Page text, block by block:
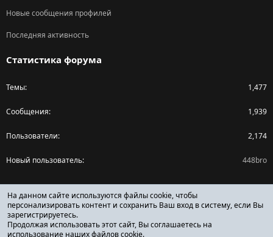
Новые сообщения профилей
Последняя активность
Статистика форума
Темы 1,477
Сообщения 1,939
Пользователи 2,174
Новый пользователь 448bro
Поделиться страницей
Facebook
X (Twitter)
Reddit
На данном сайте используются файлы cookie, чтобы
персонализировать контент и сохранить Ваш вход в систему, если Вы
зарегистрируетесь.
Продолжая использовать этот сайт, Вы соглашаетесь на
использование наших файлов cookie.